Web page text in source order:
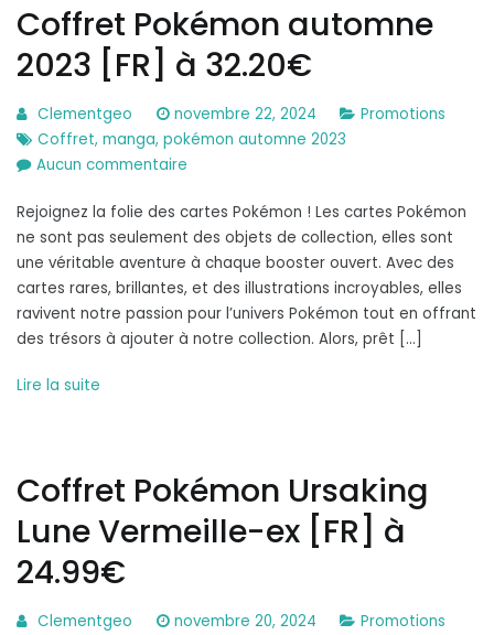
Coffret Pokémon automne
2023 [FR] à 32.20€
Clementgeo novembre 22, 2024
Promotions
Coffret, manga, pokémon automne 2023
Aucun commentaire
Pokémon
automne
2023
[FR]
à
32.20€
Rejoignez la folie des cartes Pokémon ! Les cartes Pokémon
ne sont pas seulement des objets de collection, elles sont
une véritable aventure à chaque booster ouvert. Avec des
cartes rares, brillantes, et des illustrations incroyables, elles
ravivent notre passion pour l’univers Pokémon tout en offrant
des trésors à ajouter à notre collection. Alors, prêt […]
Lire la suite
Coffret Pokémon Ursaking
Lune Vermeille-ex [FR] à
24.99€
Clementgeo novembre 20, 2024
Promotions